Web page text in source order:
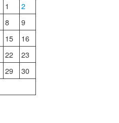
1
2
8
9
15
16
22
23
29
30